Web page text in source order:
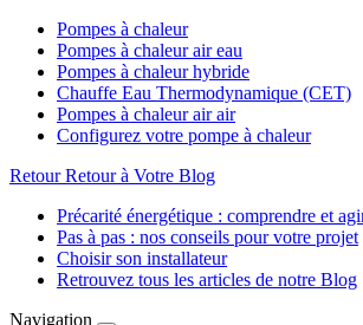
Pompes à chaleur
Pompes à chaleur air eau
Pompes à chaleur hybride
Chauffe Eau Thermodynamique (CET)
Pompes à chaleur air air
Configurez votre pompe à chaleur
Retour Retour à Votre Blog
Précarité énergétique : comprendre et
Pas à pas : nos conseils pour votre projet
Choisir son installateur
Retrouvez tous les articles de notre Blog
Navigation